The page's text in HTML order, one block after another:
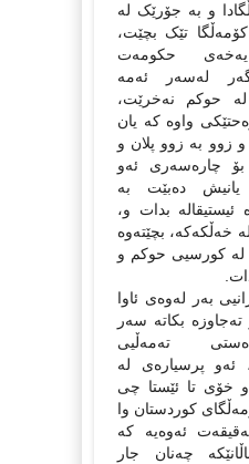
و به‌ جۆرێک له‌
تێک بچێت،
حکومه‌ت
له‌سه‌ر ئه‌مه‌
حوکم نه‌خرێت،
واوه‌ که‌ یان
زوو به‌ زوو پلان و
چاره‌سه‌ری ئه‌و
یانیش ده‌بێت به‌
ئیستیقاله‌ بدات و،
خه‌ڵکه‌که‌، بچێته‌وه‌
کورسیی حوکم و
به‌ر له‌وه‌ی ئاوا
ته‌جاوزه‌ بکاته‌ سه‌ر
ده‌ستی ته‌مه‌ڵیی
ئه‌و پرسیاره‌ی له‌
خۆی تا ئێستا چی
کوردستان وا
ئه‌وه‌یه‌ که‌
چه‌نان جار